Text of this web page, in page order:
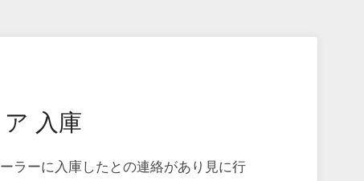
入庫
ラーに入庫したとの連絡があり見に行